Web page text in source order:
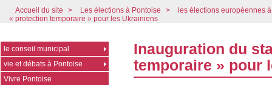
Accueil du site > Les élections à Pontoise >
les élections européennes
« protection temporaire » pour les Ukrainiens
Inauguration du
temporaire » pour
le conseil municipal
vie et débats à Pontoise
Vivre Pontoise